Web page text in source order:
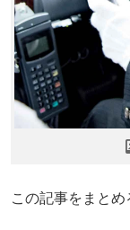
この記事をまとめ